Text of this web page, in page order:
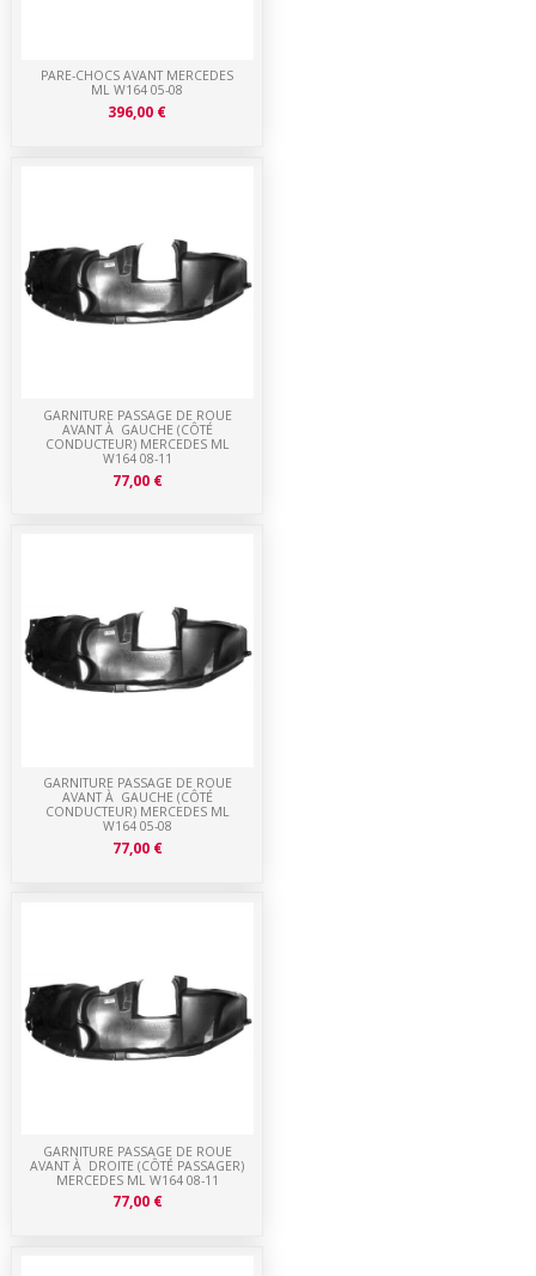
GARNITURE PASSAGE DE ROUE
AVANT À DROITE (CÔTÉ PASSAGER)
MERCEDES ML W164 08-11
77,00 €
GARNITURE PASSAGE DE ROUE
AVANT À GAUCHE (CÔTÉ
CONDUCTEUR) MERCEDES ML
W164 05-08
77,00 €
GARNITURE PASSAGE DE ROUE
AVANT À GAUCHE (CÔTÉ
CONDUCTEUR) MERCEDES ML
W164 08-11
77,00 €
PARE-CHOCS AVANT MERCEDES
ML W164 05-08
396,00 €